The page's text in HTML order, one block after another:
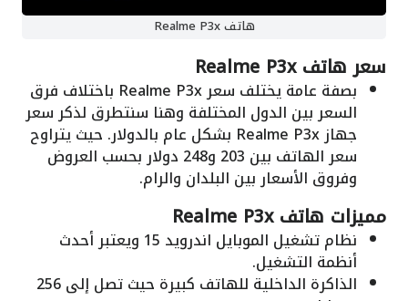
هاتف Realme P3x
سعر هاتف Realme P3x
بصفة عامة يختلف سعر Realme P3x باختلاف فرق
السعر بين الدول المختلفة وهنا سنتطرق لذكر سعر
جهاز Realme P3x بشكل عام بالدولار. حيث يتراوح
سعر الهاتف بين 203 و248 دولار بحسب العروض
وفروق الأسعار بين البلدان والرام.
مميزات هاتف Realme P3x
نظام تشغيل الموبايل اندرويد 15 ويعتبر أحدث
أنظمة التشغيل.
الذاكرة الداخلية للهاتف كبيرة حيث تصل إلى 256